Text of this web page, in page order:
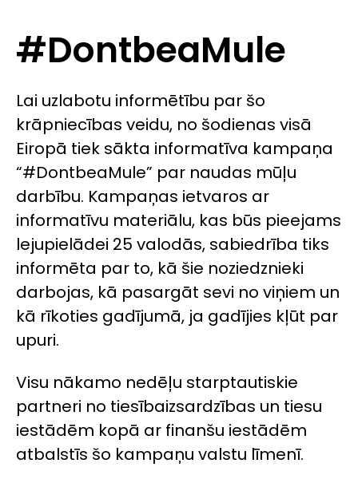
#DontbeaMule
Lai uzlabotu informētību par šo
krāpniecības veidu, no šodienas visā
Eiropā tiek sākta informatīva kampaņa
“#DontbeaMule” par naudas mūļu
darbību. Kampaņas ietvaros ar
informatīvu materiālu, kas būs pieejams
lejupielādei 25 valodās, sabiedrība tiks
informēta par to, kā šie noziedznieki
darbojas, kā pasargāt sevi no viņiem un
kā rīkoties gadījumā, ja gadījies kļūt par
upuri.
Visu nākamo nedēļu starptautiskie
partneri no tiesībaizsardzības un tiesu
iestādēm kopā ar finanšu iestādēm
atbalstīs šo kampaņu valstu līmenī.